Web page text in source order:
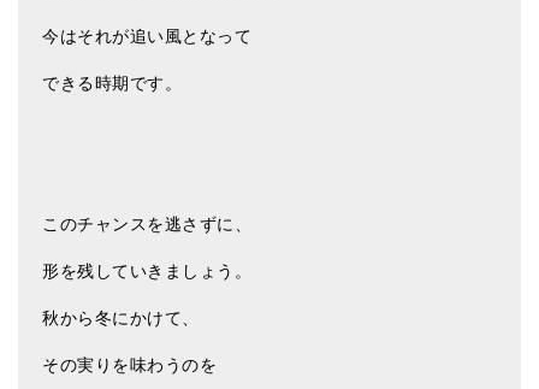
今はそれが追い風となって
できる時期です。
このチャンスを逃さずに、
形を残していきましょう。
秋から冬にかけて、
その実りを味わうのを